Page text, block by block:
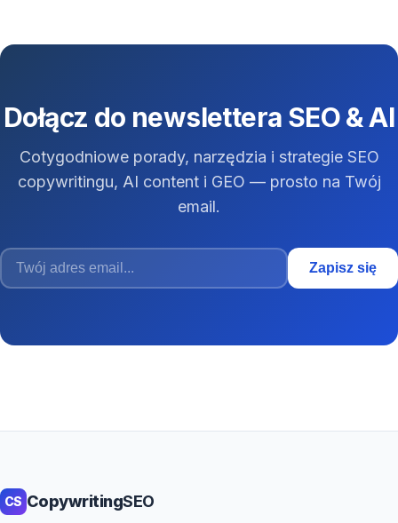
Dołącz do newslettera SEO & AI
Cotygodniowe porady, narzędzia i strategie SEO
copywritingu, AI content i GEO — prosto na Twój
email.
Zapisz się
CS CopywritingSEO